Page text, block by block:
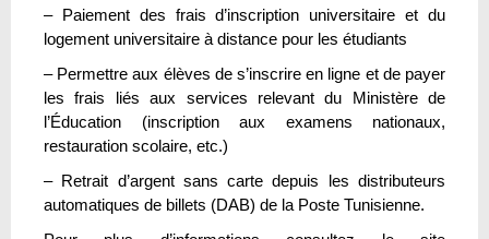
– Paiement des frais d’inscription universitaire et du
logement universitaire à distance pour les étudiants
– Permettre aux élèves de s’inscrire en ligne et de payer
les frais liés aux services relevant du Ministère de
l’Éducation (inscription aux examens nationaux,
restauration scolaire, etc.)
– Retrait d’argent sans carte depuis les distributeurs
automatiques de billets (DAB) de la Poste Tunisienne.